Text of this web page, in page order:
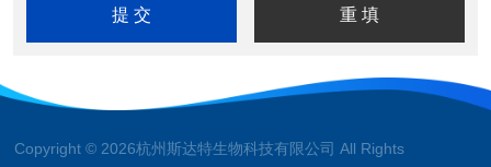
Copyright © 2026杭州斯达特生物科技有限公司 All Rights